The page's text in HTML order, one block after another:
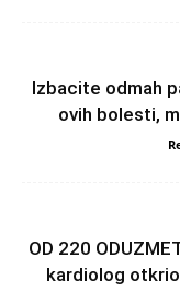
Izbacite odmah
ovih bolesti,
OD 220
kardiolog otkrio